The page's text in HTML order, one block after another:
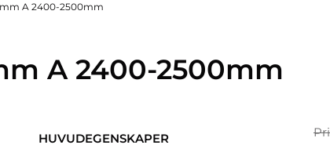
A 2400-2500mm
A 2400-2500mm
HUVUDEGENSKAPER